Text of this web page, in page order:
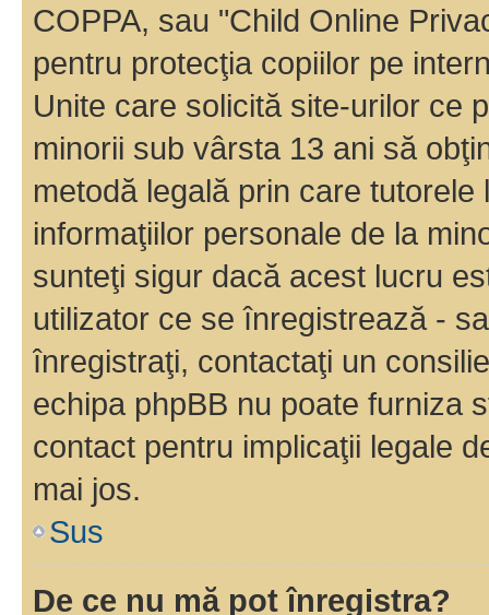
COPPA, sau "Child Online
pentru protecţia copiilor pe
Unite care solicită site-urilor ce
minorii sub vârsta 13 ani să
metodă legală prin care
informaţiilor personale de la
sunteţi sigur dacă acest lucru
utilizator ce se înregistrează -
înregistraţi, contactaţi un
echipa phpBB nu poate furniza
contact pentru implicaţii legale
mai jos.
Sus
De ce nu mă pot înregistra?